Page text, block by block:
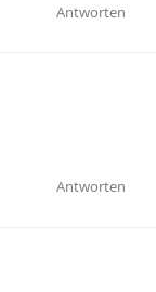
Antworten
Antworten